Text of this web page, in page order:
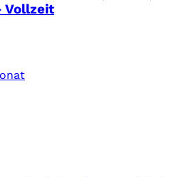
Vollzeit